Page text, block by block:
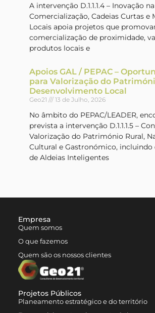
A intervenção D.1.1.1.4 – Inovação na
Comercialização, Cadeias Curtas e
Locais apoia projetos que
comercialização de proximidade,
produtos locais e
Apoios GAL / PEPAC –
para Valorização do
Desenvolvimento Local
Geo21 13 de Julho, 2026
No âmbito do PEPAC/LEADER,
prevista a intervenção D.1.1.1.5 –
Valorização do Património Rural,
Cultural e Gastronómico, incluindo
de Aldeias Inteligentes
Empresa
Quem somos
O que fazemos
Quem são os nossos clientes
Projetos Públicos
Planeamento estratégico e do território